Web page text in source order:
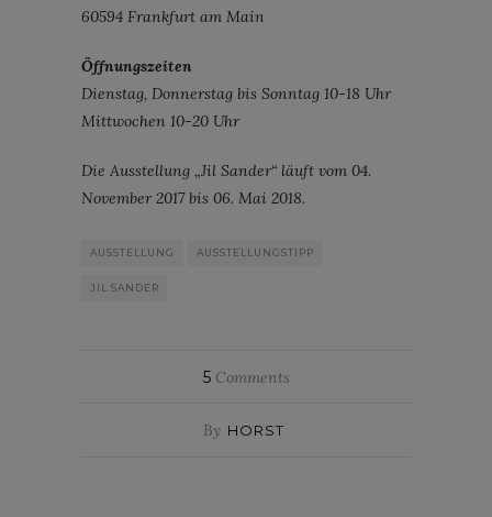
60594 Frankfurt am Main
Öffnungszeiten
Dienstag, Donnerstag bis Sonntag 10-18 Uhr
Mittwochen 10-20 Uhr
Die Ausstellung „Jil Sander“ läuft vom 04.
November 2017 bis 06. Mai 2018.
AUSSTELLUNG AUSSTELLUNGSTIPP
JIL SANDER
5Comments
By HORST